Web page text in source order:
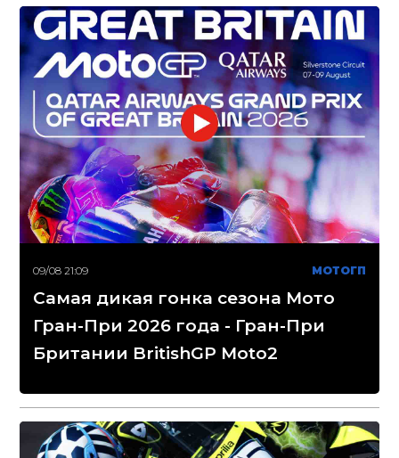
09/08 21:09 МОТОГП
Самая дикая гонка сезона Мото
Гран-При 2026 года - Гран-При
Британии BritishGP Moto2